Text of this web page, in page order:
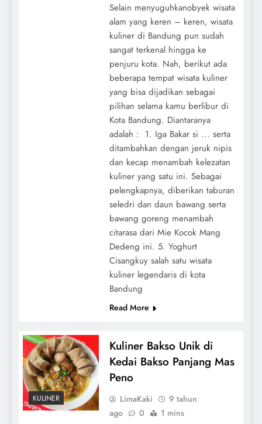
Selain menyuguhkanobyek wisata
alam yang keren – keren, wisata
kuliner di Bandung pun sudah
sangat terkenal hingga ke
penjuru kota. Nah, berikut ada
beberapa tempat wisata kuliner
yang bisa dijadikan sebagai
pilihan selama kamu berlibur di
Kota Bandung. Diantaranya
adalah : 1. Iga Bakar si ... serta
ditambahkan dengan jeruk nipis
dan kecap menambah kelezatan
kuliner yang satu ini. Sebagai
pelengkapnya, diberikan taburan
seledri dan daun bawang serta
bawang goreng menambah
citarasa dari Mie Kocok Mang
Dedeng ini. 5. Yoghurt
Cisangkuy salah satu wisata
kuliner legendaris di kota
Bandung
Read More
KULINER
Kuliner Bakso Unik di
Kedai Bakso Panjang Mas
Peno
LimaKaki
9 tahun
ago
0 1 mins